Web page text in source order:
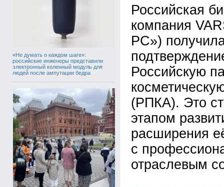
«Не думать о каждом шаге»:
российские инженеры представили
электронный коленный модуль для
людей после ампутации бедра
Российская
компания
РС»)
Российскую
(РПКА). Это
этапом
расширения
с
отраслевым